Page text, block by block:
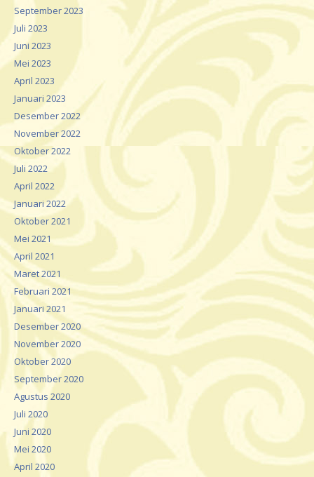
September 2023
Juli 2023
Juni 2023
Mei 2023
April 2023
Januari 2023
Desember 2022
November 2022
Oktober 2022
Juli 2022
April 2022
Januari 2022
Oktober 2021
Mei 2021
April 2021
Maret 2021
Februari 2021
Januari 2021
Desember 2020
November 2020
Oktober 2020
September 2020
Agustus 2020
Juli 2020
Juni 2020
Mei 2020
April 2020